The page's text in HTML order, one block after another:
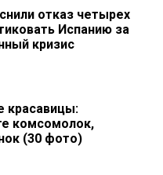
отказ четырех
Испанию за
кризис
красавицы:
комсомолок,
(30 фото)